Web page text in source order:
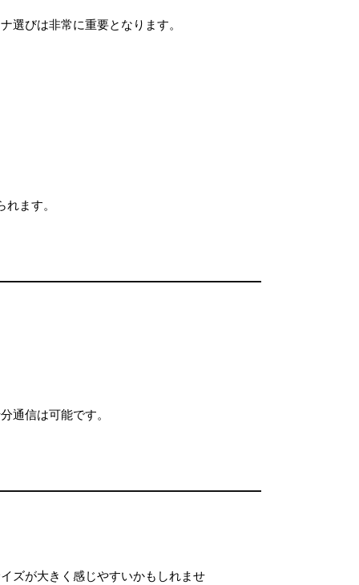
選びは非常に重要となります。
ます。
通信は可能です。
ズが大きく感じやすいかもしれませ